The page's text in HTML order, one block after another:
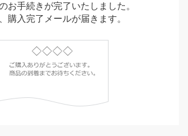
お手続きが完了いたしました。
購入完了メールが届きます。